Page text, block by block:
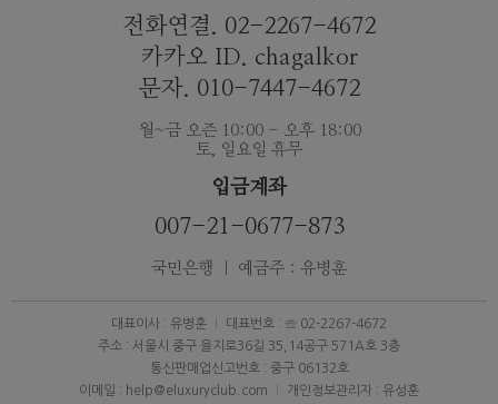
전화연결. 02-2267-4672
카카오 ID. chagalkor
문자. 010-7447-4672
월~금 오즌 10:00 - 오후 18:00
토, 일요일 휴무
입금계좌
007-21-0677-873
국민은행 ｜ 예금주 : 유병훈
대표이사 : 유병훈
대표번호 : ☏ 02-2267-4672
주소 : 서울시 중구 을지로36길 35,14공구 571A호 3층
통신판매업신고번호 : 중구 06132호
이메일 : help@eluxuryclub.com
개인정보관리자 : 유성훈